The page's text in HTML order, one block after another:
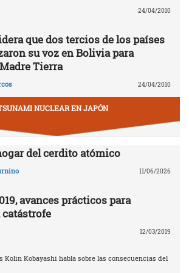
24/04/2010
que dos tercios de los países
su voz en Bolivia para
Tierra
24/04/2010
NUCLEAR EN JAPÓN
del cerdito atómico
11/06/2026
avances prácticos para
12/03/2019
Kolin Kobayashi habla sobre las consecuencias del